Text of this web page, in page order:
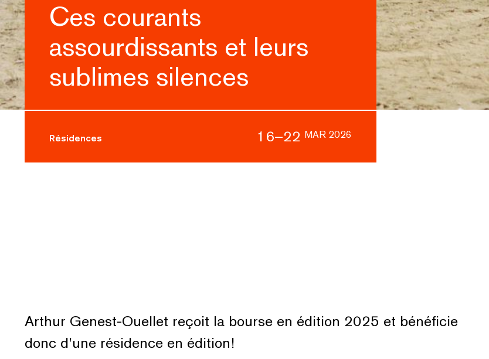
Ces courants
assourdissants et leurs
sublimes silences
Résidences 16–22 MAR 2026
Arthur Genest-Ouellet reçoit la bourse en édition 2025 et bénéficie
donc d’une résidence en édition!